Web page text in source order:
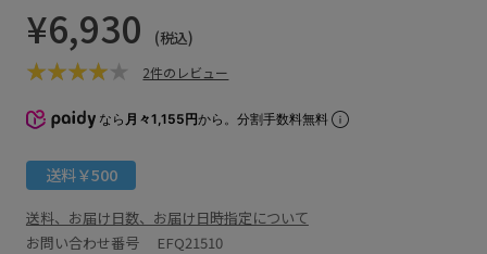
¥6,930 (税込)
2件のレビュー
なら 月々1,155円から。分割手数料無料
送料￥500
送料、お届け日数、お届け日時指定について
お問い合わせ番号 EFQ21510